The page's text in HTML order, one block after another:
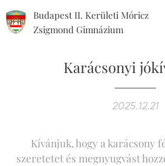
Budapest II. Kerületi Móricz
Zsigmond Gimnázium
Karácsonyi
2025.12.21
Kívánjuk, hogy a karácsony
szeretetet és megnyugvást